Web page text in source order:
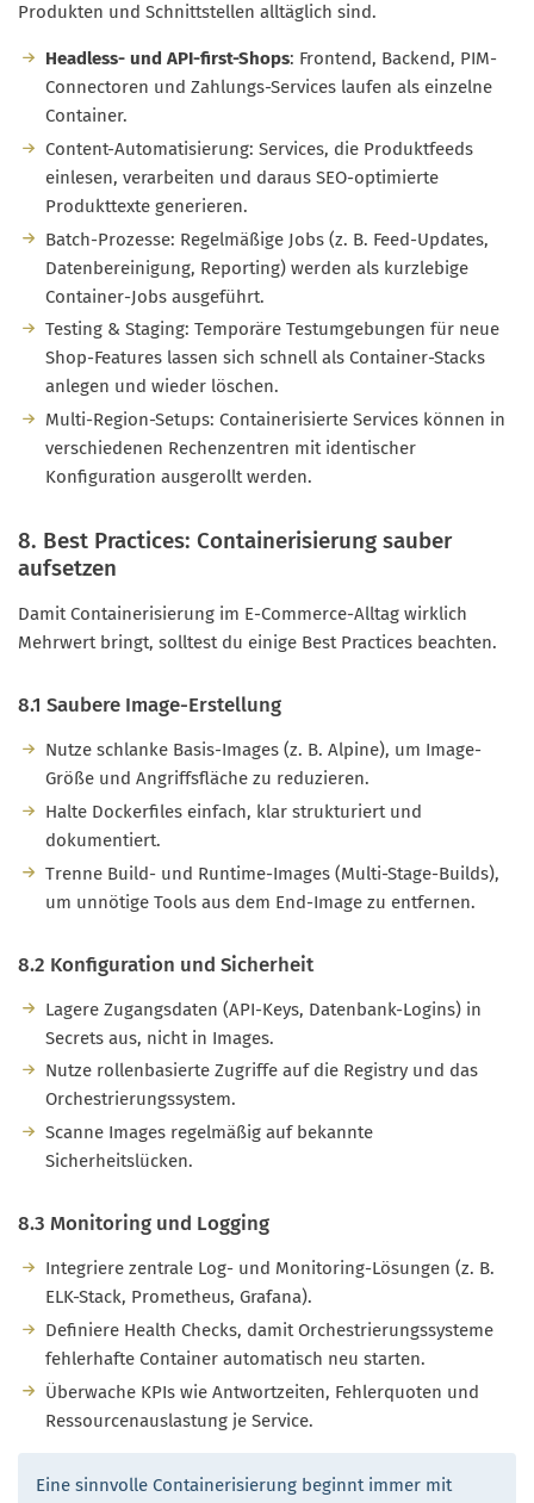
Produkten und Schnittstellen alltäglich sind.
Headless- und API-first-Shops: Frontend, Backend, PIM-
Connectoren und Zahlungs-Services laufen als einzelne
Container.
Content-Automatisierung: Services, die Produktfeeds
einlesen, verarbeiten und daraus SEO-optimierte
Produkttexte generieren.
Batch-Prozesse: Regelmäßige Jobs (z. B. Feed-Updates,
Datenbereinigung, Reporting) werden als kurzlebige
Container-Jobs ausgeführt.
Testing & Staging: Temporäre Testumgebungen für neue
Shop-Features lassen sich schnell als Container-Stacks
anlegen und wieder löschen.
Multi-Region-Setups: Containerisierte Services können in
verschiedenen Rechenzentren mit identischer
Konfiguration ausgerollt werden.
8. Best Practices: Containerisierung sauber
aufsetzen
Damit Containerisierung im E-Commerce-Alltag wirklich
Mehrwert bringt, solltest du einige Best Practices beachten.
8.1 Saubere Image-Erstellung
Nutze schlanke Basis-Images (z. B. Alpine), um Image-
Größe und Angriffsfläche zu reduzieren.
Halte Dockerfiles einfach, klar strukturiert und
dokumentiert.
Trenne Build- und Runtime-Images (Multi-Stage-Builds),
um unnötige Tools aus dem End-Image zu entfernen.
8.2 Konfiguration und Sicherheit
Lagere Zugangsdaten (API-Keys, Datenbank-Logins) in
Secrets aus, nicht in Images.
Nutze rollenbasierte Zugriffe auf die Registry und das
Orchestrierungssystem.
Scanne Images regelmäßig auf bekannte
Sicherheitslücken.
8.3 Monitoring und Logging
Integriere zentrale Log- und Monitoring-Lösungen (z. B.
ELK-Stack, Prometheus, Grafana).
Definiere Health Checks, damit Orchestrierungssysteme
fehlerhafte Container automatisch neu starten.
Überwache KPIs wie Antwortzeiten, Fehlerquoten und
Ressourcenauslastung je Service.
Eine sinnvolle Containerisierung beginnt immer mit